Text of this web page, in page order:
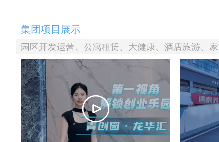
集团项目展示
园区开发运营、公寓租赁、大健康、酒店旅游、